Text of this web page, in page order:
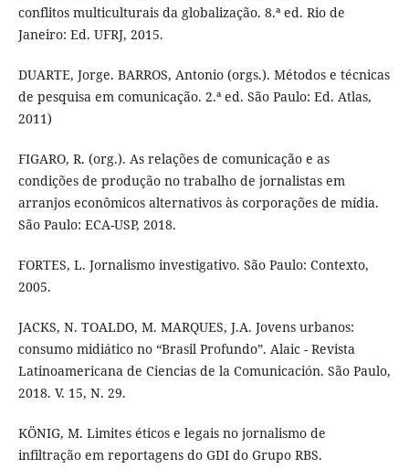
conflitos multiculturais da globalização. 8.ª ed. Rio de
Janeiro: Ed. UFRJ, 2015.
DUARTE, Jorge. BARROS, Antonio (orgs.). Métodos e técnicas
de pesquisa em comunicação. 2.ª ed. São Paulo: Ed. Atlas,
2011)
FIGARO, R. (org.). As relações de comunicação e as
condições de produção no trabalho de jornalistas em
arranjos econômicos alternativos às corporações de mídia.
São Paulo: ECA-USP, 2018.
FORTES, L. Jornalismo investigativo. São Paulo: Contexto,
2005.
JACKS, N. TOALDO, M. MARQUES, J.A. Jovens urbanos:
consumo midiático no “Brasil Profundo”. Alaic - Revista
Latinoamericana de Ciencias de la Comunicación. São Paulo,
2018. V. 15, N. 29.
KÖNIG, M. Limites éticos e legais no jornalismo de
infiltração em reportagens do GDI do Grupo RBS.